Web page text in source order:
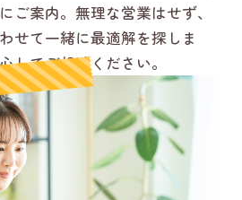
ご案内。無理な営業はせず、
せて一緒に最適解を探しま
してご相談ください。